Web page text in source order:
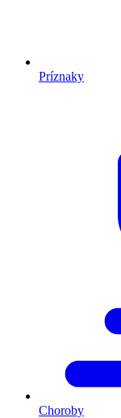
Príznaky
Choroby